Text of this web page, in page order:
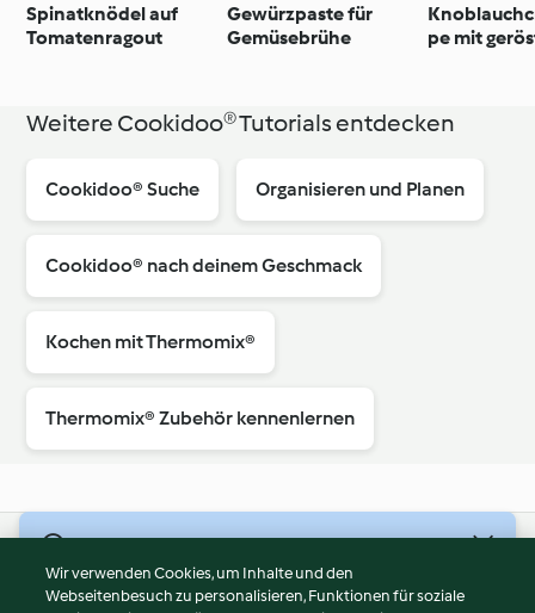
Spinatknödel auf
Tomatenragout
Gewürzpaste für
Gemüsebrühe
pe mit
Weitere Cookidoo® Tutorials entdecken
Cookidoo® Suche Organisieren und Planen
Cookidoo® nach deinem Geschmack
Kochen mit Thermomix®
Thermomix® Zubehör kennenlernen
Nutzungsbedingungen
Wir verwenden Cookies, um Inhalte und den
Webseitenbesuch zu personalisieren, Funktionen für soziale